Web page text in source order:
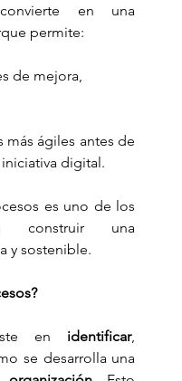
en una
permite:
de mejora,
ágiles antes de
digital.
es uno de los
construir una
y sostenible.
en identificar